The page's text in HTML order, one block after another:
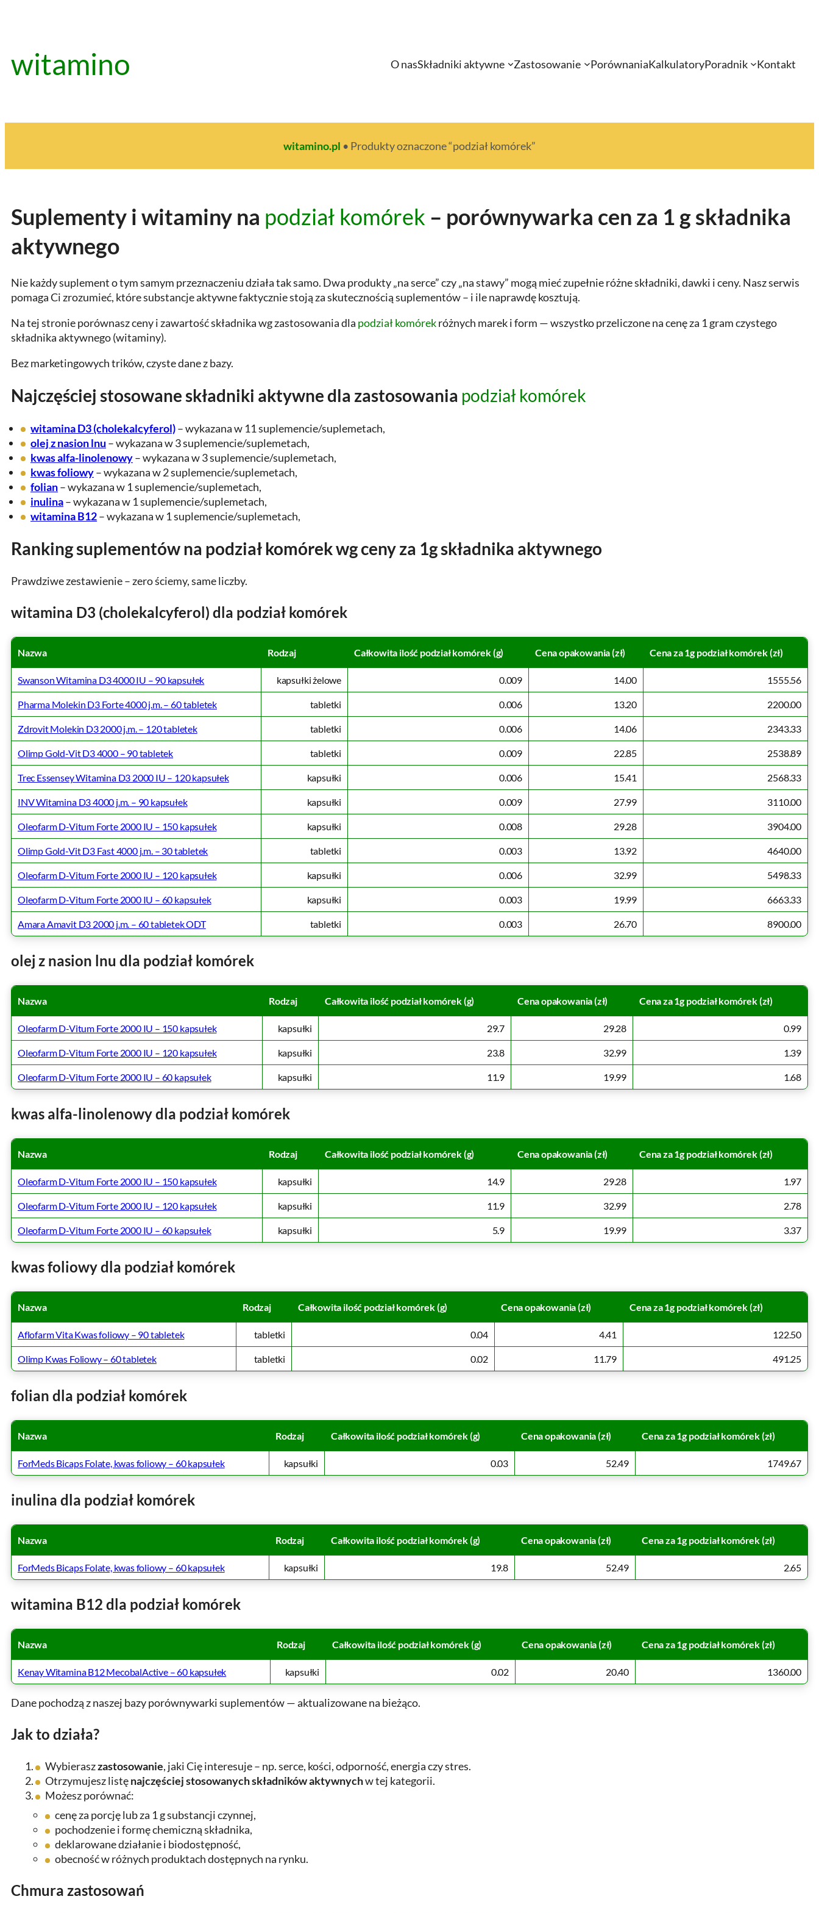
witamino O nasSkładniki aktywne Zastosowanie PorównaniaKalkulatoryPoradnik Kontakt
witamino.pl • Produkty oznaczone “podział komórek”
Suplementy i witaminy na podział komórek – porównywarka cen za 1 g składnika
aktywnego
Nie każdy suplement o tym samym przeznaczeniu działa tak samo. Dwa produkty „na serce” czy „na stawy” mogą mieć zupełnie różne składniki, dawki i ceny. Nasz serwis
pomaga Ci zrozumieć, które substancje aktywne faktycznie stoją za skutecznością suplementów – i ile naprawdę kosztują.
Na tej stronie porównasz ceny i zawartość składnika wg zastosowania dla podział komórekróżnych marek i form — wszystko przeliczone na cenę za 1 gram czystego
składnika aktywnego (witaminy).
Bez marketingowych trików, czyste dane z bazy.
Najczęściej stosowane składniki aktywne dla zastosowania podział komórek
witamina D3 (cholekalcyferol)– wykazana w 11 suplemencie/suplemetach,
olej z nasion lnu – wykazana w 3 suplemencie/suplemetach,
kwas alfa-linolenowy– wykazana w 3 suplemencie/suplemetach,
kwas foliowy– wykazana w 2 suplemencie/suplemetach,
folian– wykazana w 1 suplemencie/suplemetach,
inulina– wykazana w 1 suplemencie/suplemetach,
witamina B12– wykazana w 1 suplemencie/suplemetach,
Ranking suplementów na podział komórek wg ceny za 1g składnika aktywnego
Prawdziwe zestawienie – zero ściemy, same liczby.
witamina D3 (cholekalcyferol) dla podział komórek
Nazwa Rodzaj Całkowita ilość podział komórek (g) Cena opakowania (zł) Cena za 1g podział komórek (zł)
Swanson Witamina D3 4000 IU – 90 kapsułek kapsułki żelowe 0.009 14.00 1555.56
Pharma Molekin D3 Forte 4000 j.m. – 60 tabletek tabletki 0.006 13.20 2200.00
Zdrovit Molekin D3 2000 j.m. – 120 tabletek tabletki 0.006 14.06 2343.33
Olimp Gold-Vit D3 4000 – 90 tabletek tabletki 0.009 22.85 2538.89
Trec Essensey Witamina D3 2000 IU – 120 kapsułek kapsułki 0.006 15.41 2568.33
INV Witamina D3 4000 j.m. – 90 kapsułek kapsułki 0.009 27.99 3110.00
Oleofarm D-Vitum Forte 2000 IU – 150 kapsułek kapsułki 0.008 29.28 3904.00
Olimp Gold-Vit D3 Fast 4000 j.m. – 30 tabletek tabletki 0.003 13.92 4640.00
Oleofarm D-Vitum Forte 2000 IU – 120 kapsułek kapsułki 0.006 32.99 5498.33
Oleofarm D-Vitum Forte 2000 IU – 60 kapsułek kapsułki 0.003 19.99 6663.33
Amara Amavit D3 2000 j.m. – 60 tabletek ODT tabletki 0.003 26.70 8900.00
olej z nasion lnu dla podział komórek
Nazwa Rodzaj Całkowita ilość podział komórek (g) Cena opakowania (zł) Cena za 1g podział komórek (zł)
Oleofarm D-Vitum Forte 2000 IU – 150 kapsułek kapsułki 29.7 29.28 0.99
Oleofarm D-Vitum Forte 2000 IU – 120 kapsułek kapsułki 23.8 32.99 1.39
Oleofarm D-Vitum Forte 2000 IU – 60 kapsułek kapsułki 11.9 19.99 1.68
kwas alfa-linolenowy dla podział komórek
Nazwa Rodzaj Całkowita ilość podział komórek (g) Cena opakowania (zł) Cena za 1g podział komórek (zł)
Oleofarm D-Vitum Forte 2000 IU – 150 kapsułek kapsułki 14.9 29.28 1.97
Oleofarm D-Vitum Forte 2000 IU – 120 kapsułek kapsułki 11.9 32.99 2.78
Oleofarm D-Vitum Forte 2000 IU – 60 kapsułek kapsułki 5.9 19.99 3.37
kwas foliowy dla podział komórek
Nazwa Rodzaj Całkowita ilość podział komórek (g) Cena opakowania (zł) Cena za 1g podział komórek (zł)
Aflofarm Vita Kwas foliowy – 90 tabletek tabletki 0.04 4.41 122.50
Olimp Kwas Foliowy – 60 tabletek tabletki 0.02 11.79 491.25
folian dla podział komórek
Nazwa Rodzaj Całkowita ilość podział komórek (g) Cena opakowania (zł) Cena za 1g podział komórek (zł)
ForMeds Bicaps Folate, kwas foliowy – 60 kapsułek kapsułki 0.03 52.49 1749.67
inulina dla podział komórek
Nazwa Rodzaj Całkowita ilość podział komórek (g) Cena opakowania (zł) Cena za 1g podział komórek (zł)
ForMeds Bicaps Folate, kwas foliowy – 60 kapsułek kapsułki 19.8 52.49 2.65
witamina B12 dla podział komórek
Nazwa Rodzaj Całkowita ilość podział komórek (g) Cena opakowania (zł) Cena za 1g podział komórek (zł)
Kenay Witamina B12 MecobalActive – 60 kapsułek kapsułki 0.02 20.40 1360.00
Dane pochodzą z naszej bazy porównywarki suplementów — aktualizowane na bieżąco.
Jak to działa?
Wybieraszzastosowanie, jaki Cię interesuje – np. serce, kości, odporność, energia czy stres.
Otrzymujesz listęnajczęściej stosowanych składników aktywnychw tej kategorii.
Możesz porównać:
cenę za porcję lub za 1 g substancji czynnej,
pochodzenie i formę chemiczną składnika,
deklarowane działanie i biodostępność,
obecność w różnych produktach dostępnych na rynku.
Chmura zastosowań